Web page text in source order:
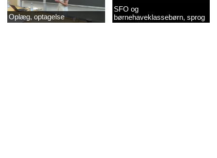
Oplæg, optagelse
SFO og
børnehaveklassebørn, sprog